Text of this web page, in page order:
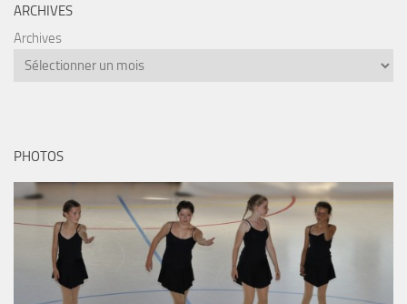
ARCHIVES
Archives
PHOTOS